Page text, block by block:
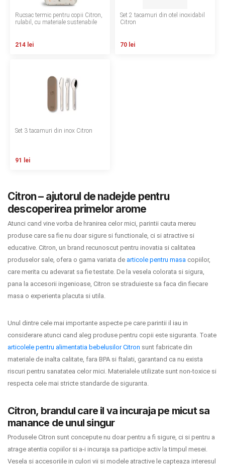
Branduri
Termeni si conditii
Politica de utilizare cookie-uri
Modalitati de plata
Politica de livrare si retur
ANPC
SOL
Contact
Rucsac termic pentru copii Citron,
rulabil, cu materiale sustenabile
214 lei
Set 2 tacamuri din otel inoxidabil
Citron
70 lei
Set 3 tacamuri din inox Citron
91 lei
Citron – ajutorul de nadejde pentru
descoperirea primelor arome
Atunci cand vine vorba de hranirea celor mici, parintii cauta mereu
produse care sa fie nu doar sigure si functionale, ci si atractive si
educative. Citron, un brand recunoscut pentru inovatia si calitatea
produselor sale, ofera o gama variata de articole pentru masa copiilor,
care merita cu adevarat sa fie testate. De la vesela colorata si sigura,
pana la accesorii ingenioase, Citron se straduieste sa faca din fiecare
masa o experienta placuta si utila.
Unul dintre cele mai importante aspecte pe care parintii il iau in
considerare atunci cand aleg produse pentru copii este siguranta. Toate
articolele pentru alimentatia bebelusilor Citron sunt fabricate din
materiale de inalta calitate, fara BPA si ftalati, garantand ca nu exista
riscuri pentru sanatatea celor mici. Materialele utilizate sunt non-toxice si
respecta cele mai stricte standarde de siguranta.
Citron, brandul care il va incuraja pe micut sa
manance de unul singur
Produsele Citron sunt concepute nu doar pentru a fi sigure, ci si pentru a
atrage atentia copiilor si a-i incuraja sa participe activ la timpul mesei.
Vesela si accesoriile in culori vii si modele atractive le capteaza interesul